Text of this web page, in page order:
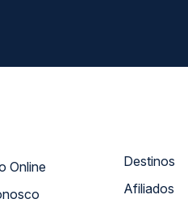
Atendimento Online
Destinos
Afiliados